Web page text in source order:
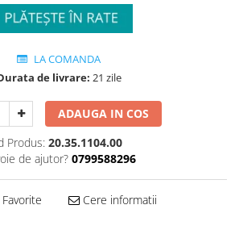
LA COMANDA
de livrare: 21 zile
ADAUGA IN COS
Produs: 20.35.1104.00
de ajutor? 0799588296
Cere informatii